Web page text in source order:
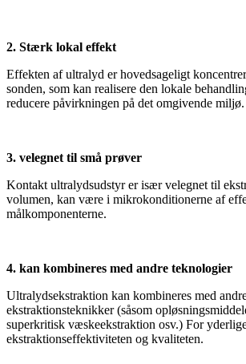
2. Stærk lokal effekt
Effekten af ​​ultralyd er hovedsageligt
sonden, som kan realisere den lokale
reducere påvirkningen på det omgivende miljø.
3. velegnet til små prøver
Kontakt ultralydsudstyr er især velegnet til
volumen, kan være i mikrokonditionerne af
målkomponenterne.
4. kan kombineres med andre teknologier
Ultralydsekstraktion kan kombineres med
ekstraktionsteknikker (såsom
superkritisk væskeekstraktion osv.) For
ekstraktionseffektiviteten og kvaliteten.